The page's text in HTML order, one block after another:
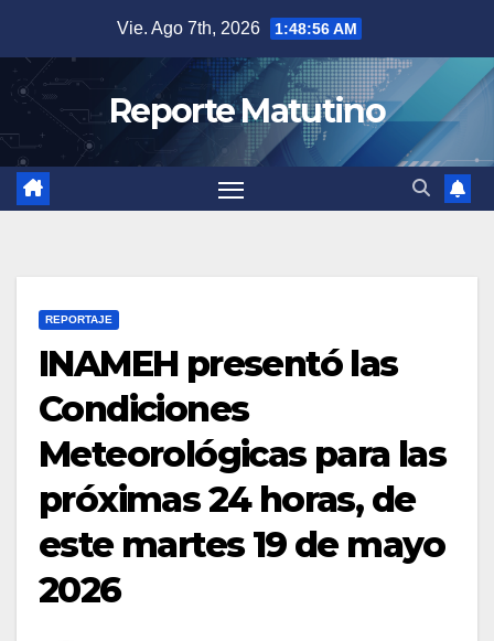
contenido
Vie. Ago 7th, 2026 1:48:57 AM
Reporte Matutino
REPORTAJE
INAMEH presentó las
Condiciones
Meteorológicas para las
próximas 24 horas, de
este martes 19 de mayo
2026